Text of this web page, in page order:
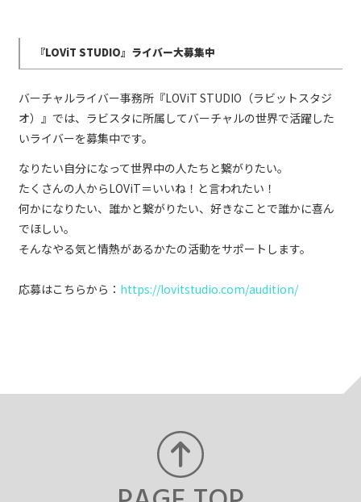
『LOViT STUDIO』ライバー大募集中
バーチャルライバー事務所『LOViT STUDIO（ラビットスタジ
オ）』では、ラビスタに所属してバーチャルの世界で活躍した
いライバーを募集中です。
なりたい自分になって世界中の人たちと繋がりたい。
たくさんの人からLOViT＝いいね！と言われたい！
何かになりたい、誰かと繋がりたい、好きなことで誰かに喜ん
でほしい。
そんなやる気と情熱があるかたの活動をサポートします。
応募はこちらから： https://lovitstudio.com/audition/